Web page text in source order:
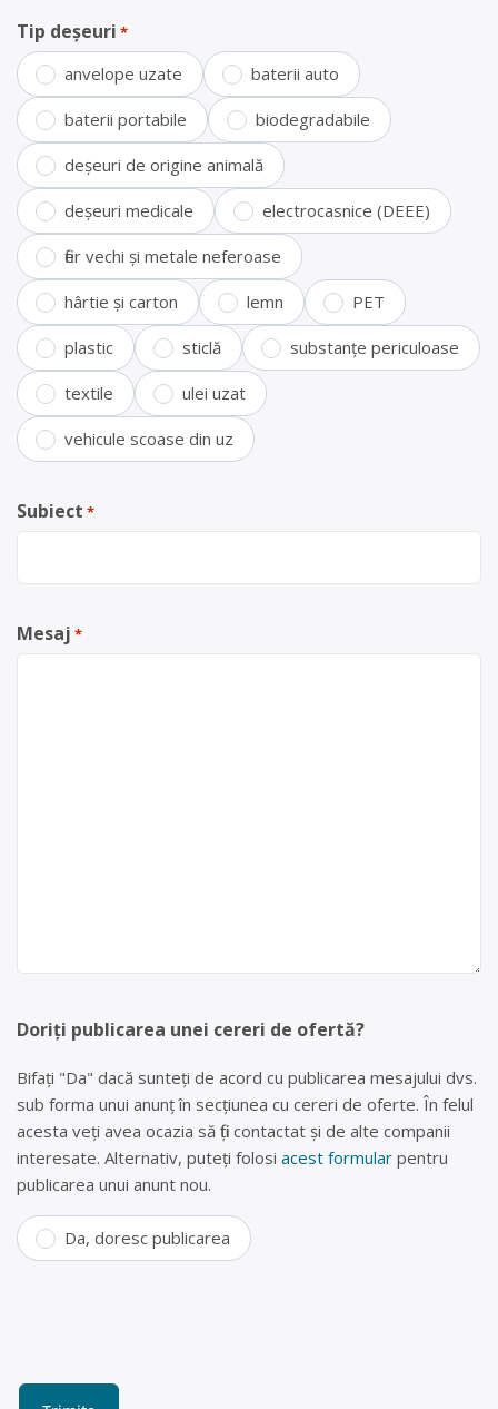
Tip deșeuri *
anvelope uzate baterii auto
baterii portabile biodegradabile
deșeuri de origine animală
deșeuri medicale electrocasnice (DEEE)
fier vechi și metale neferoase
hârtie și carton lemn PET
plastic sticlă substanțe periculoase
textile ulei uzat
vehicule scoase din uz
Subiect *
Mesaj *
Doriți publicarea unei cereri de ofertă?
Bifați "Da" dacă sunteți de acord cu publicarea mesajului dvs.
sub forma unui anunț în secțiunea cu cereri de oferte. În felul
acesta veți avea ocazia să fiți contactat și de alte companii
interesate. Alternativ, puteți folosi acest formular pentru
publicarea unui anunt nou.
Da, doresc publicarea